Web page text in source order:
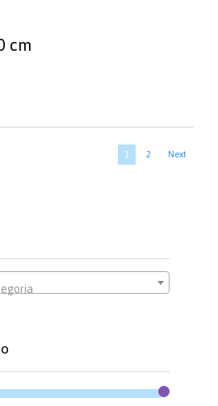
cm
1 2 Next